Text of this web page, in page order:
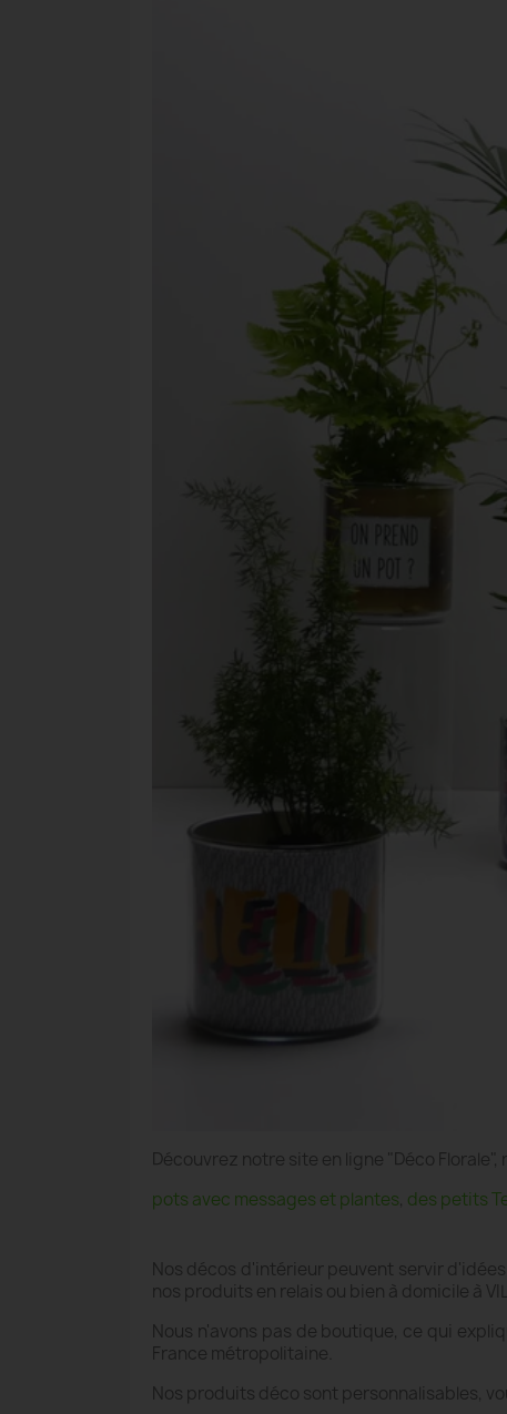
Découvrez notre site en ligne "Déco
pots avec messages et plantes, des petits
Nos décos d'intérieur peuvent servir
nos produits en relais ou bien à domicile à
Nous n'avons pas de boutique, ce qui
France métropolitaine.
Nos produits déco sont personnalisables,